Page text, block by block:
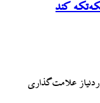
کند
علامت‌گذاری